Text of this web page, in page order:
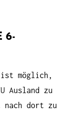
6-
möglich,
Ausland zu
dort zu